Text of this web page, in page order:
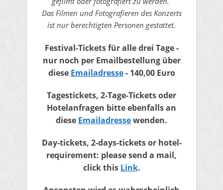
Das Filmen und Fotografieren des Konzerts
ist nur berechtigten Personen gestattet.
Festival-Tickets für alle drei Tage -
nur noch per Emailbestellungüber
diese Emailadresse- 140,00 Euro
Tagestickets, 2-Tage-Ticketsoder
Hotelanfragen bitte ebenfalls an
diese Emailadressewenden.
Day-tickets, 2-days-tickets or hotel-
requirement: please send a mail,
click this Link.